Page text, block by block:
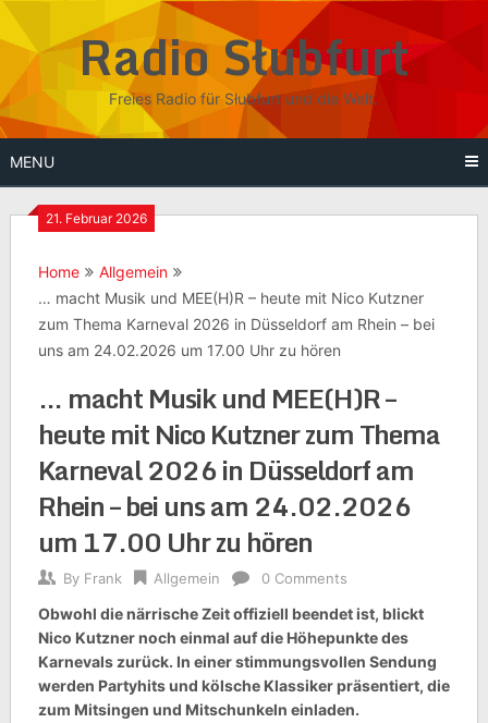
Skip
to
content
Radio Słubfurt
Freies Radio für Słubfurt und die Welt.
MENU
21. Februar 2026
Home
Allgemein
… macht Musik und MEE(H)R – heute mit Nico Kutzner
zum Thema Karneval 2026 in Düsseldorf am Rhein – bei
uns am 24.02.2026 um 17.00 Uhr zu hören
… macht Musik und MEE(H)R –
heute mit Nico Kutzner zum Thema
Karneval 2026 in Düsseldorf am
Rhein – bei uns am 24.02.2026
um 17.00 Uhr zu hören
By Frank Allgemein 0 Comments
Obwohl die närrische Zeit offiziell beendet ist, blickt
Nico Kutzner noch einmal auf die Höhepunkte des
Karnevals zurück. In einer stimmungsvollen Sendung
werden Partyhits und kölsche Klassiker präsentiert, die
zum Mitsingen und Mitschunkeln einladen.